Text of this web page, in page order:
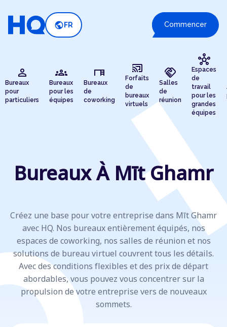
public FR Commencer
person
Bureaux
pour
particuliers
groups
Bureaux
pour les
équipes
desk
Bureaux
de
coworking
cast_connected
Forfaits
de
bureaux
virtuels
handshake
Salles
de
réunion
hub
Espaces
de
travail
pour les
grandes
équipes
Bureaux À Mīt Ghamr
Créez une base pour votre entreprise dans Mīt Ghamr
avec HQ. Nos bureaux entièrement équipés, nos
espaces de coworking, nos salles de réunion et nos
solutions de bureau virtuel couvrent tous les détails.
Avec des conditions flexibles et des prix de départ
abordables, vous pouvez vous concentrer sur la
propulsion de votre entreprise vers de nouveaux
sommets.